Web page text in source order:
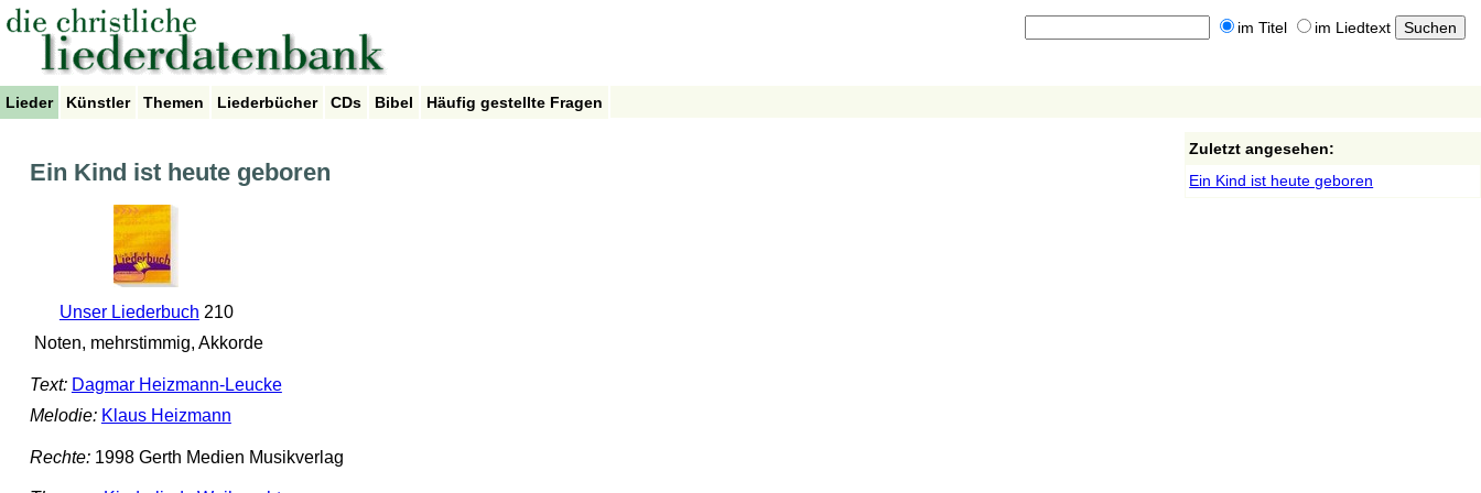
im Titel im Liedtext
Lieder Künstler Themen Liederbücher CDs Bibel Häufig gestellte Fragen
Ein Kind ist heute geboren
Unser Liederbuch 210
Noten, mehrstimmig, Akkorde
Text: Dagmar Heizmann-Leucke
Melodie: Klaus Heizmann
Rechte:1998 Gerth Medien Musikverlag
Zuletzt angesehen:
Ein Kind ist heute geboren